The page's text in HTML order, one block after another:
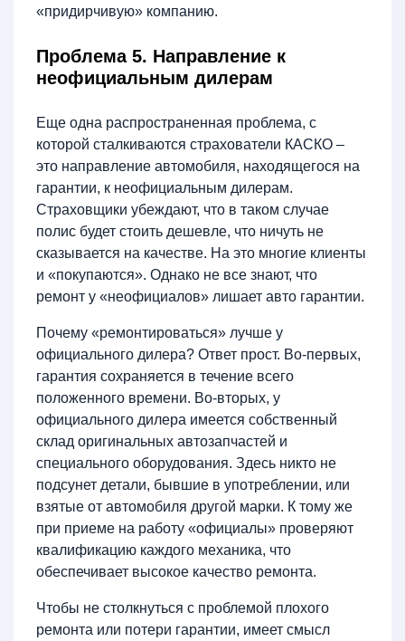
«придирчивую» компанию.
Проблема 5. Направление к
неофициальным дилерам
Еще одна распространенная проблема, с
которой сталкиваются страхователи КАСКО –
это направление автомобиля, находящегося на
гарантии, к неофициальным дилерам.
Страховщики убеждают, что в таком случае
полис будет стоить дешевле, что ничуть не
сказывается на качестве. На это многие клиенты
и «покупаются». Однако не все знают, что
ремонт у «неофициалов» лишает авто гарантии.
Почему «ремонтироваться» лучше у
официального дилера? Ответ прост. Во-первых,
гарантия сохраняется в течение всего
положенного времени. Во-вторых, у
официального дилера имеется собственный
склад оригинальных автозапчастей и
специального оборудования. Здесь никто не
подсунет детали, бывшие в употреблении, или
взятые от автомобиля другой марки. К тому же
при приеме на работу «официалы» проверяют
квалификацию каждого механика, что
обеспечивает высокое качество ремонта.
Чтобы не столкнуться с проблемой плохого
ремонта или потери гарантии, имеет смысл